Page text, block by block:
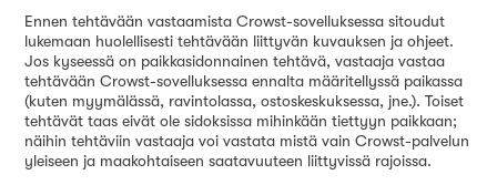
Ennen tehtävään vastaamista Crowst-sovelluksessa sitoudut
lukemaan huolellisesti tehtävään liittyvän kuvauksen ja ohjeet.
Jos kyseessä on paikkasidonnainen tehtävä, vastaaja vastaa
tehtävään Crowst-sovelluksessa ennalta määritellyssä paikassa
(kuten myymälässä, ravintolassa, ostoskeskuksessa, jne.). Toiset
tehtävät taas eivät ole sidoksissa mihinkään tiettyyn paikkaan;
näihin tehtäviin vastaaja voi vastata mistä vain Crowst-palvelun
yleiseen ja maakohtaiseen saatavuuteen liittyvissä rajoissa.